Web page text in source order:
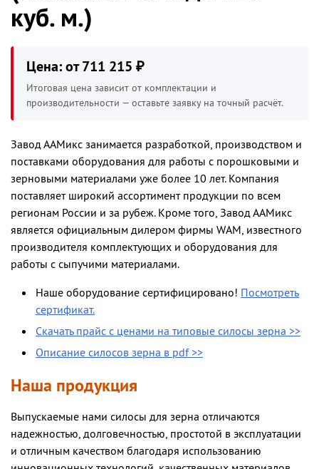
куб. м.)
Цена: от 711 215 ₽
Итоговая цена зависит от комплектации и
производительности — оставьте заявку на точный расчёт.
Завод ААМикс занимается разработкой, производством и
поставками оборудования для работы с порошковыми и
зерновыми материалами уже более 10 лет. Компания
поставляет широкий ассортимент продукции по всем
регионам России и за рубеж. Кроме того, Завод ААМикс
является официальным дилером фирмы WAM, известного
производителя комплектующих и оборудования для
работы с сыпучими материалами.
Наше оборудование сертифицировано! Посмотреть
сертификат.
Скачать прайс с ценами на типовые силосы зерна >>
Описание силосов зерна в pdf >>
Наша продукция
Выпускаемые нами силосы для зерна отличаются
надежностью, долговечностью, простотой в эксплуатации
и отличным качеством благодаря использованию